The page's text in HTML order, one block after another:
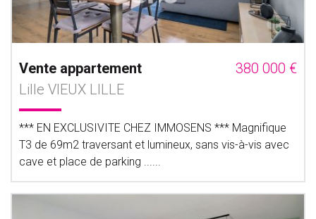
Vente appartement
380 000 €
Lille VIEUX LILLE
*** EN EXCLUSIVITE CHEZ IMMOSENS *** Magnifique
T3 de 69m2 traversant et lumineux, sans vis-à-vis avec
cave et place de parking ......